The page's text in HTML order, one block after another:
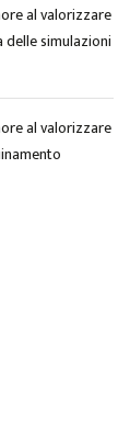
al valorizzare
delle simulazioni
al valorizzare